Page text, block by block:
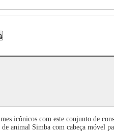
icônicos com este conjunto de
animal Simba com cabeça móvel